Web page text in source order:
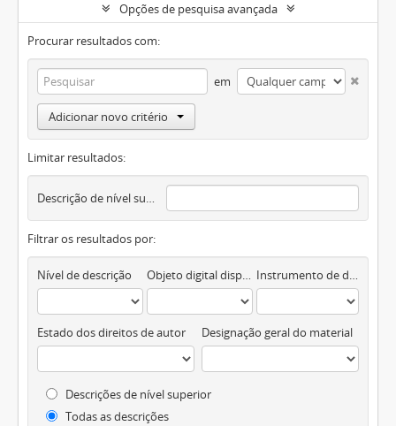
Opções de pesquisa avançada
Procurar resultados com:
em
Adicionar novo critério
Limitar resultados:
Descrição de nível superior
Filtrar os resultados por:
Nível de descrição Objeto digital disponível Instrumento de descrição documental
Estado dos direitos de autor Designação geral do material
Descrições de nível superior
Todas as descrições